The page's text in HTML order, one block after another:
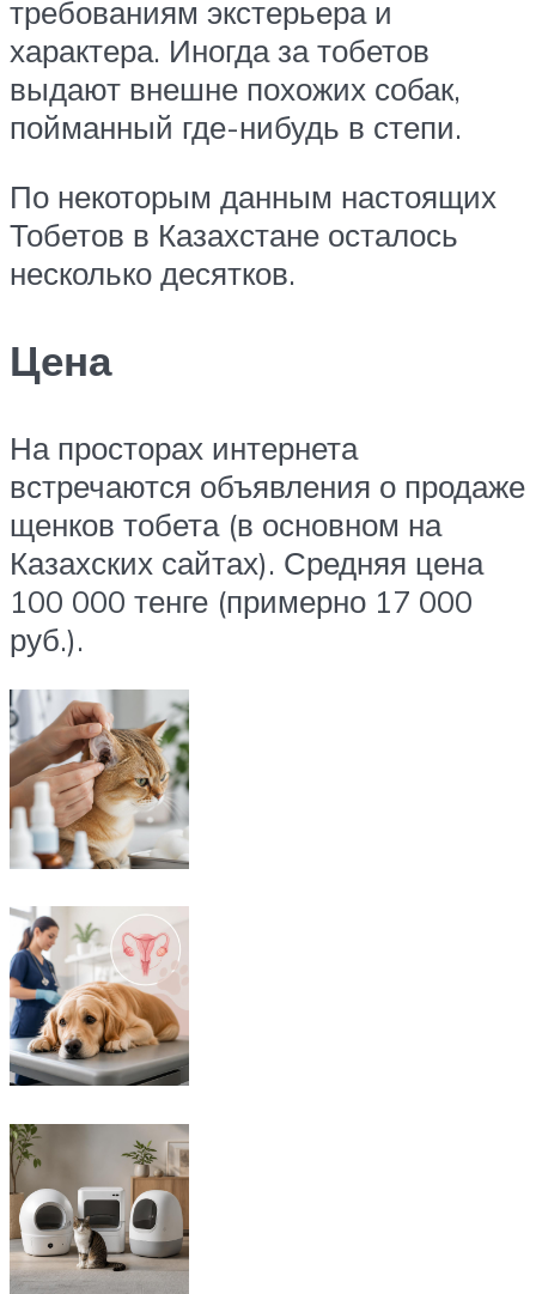
требованиям экстерьера и
характера. Иногда за тобетов
выдают внешне похожих собак,
пойманный где-нибудь в степи.
По некоторым данным настоящих
Тобетов в Казахстане осталось
несколько десятков.
Цена
На просторах интернета
встречаются объявления о продаже
щенков тобета (в основном на
Казахских сайтах). Средняя цена
100 000 тенге (примерно 17 000
руб.).